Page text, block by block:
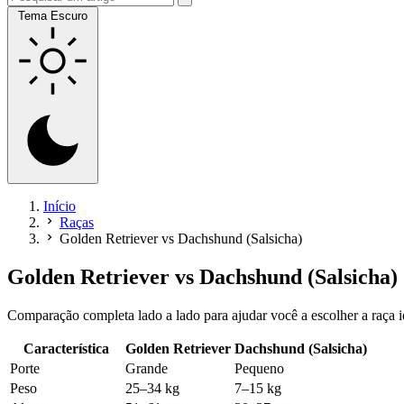
Tema Escuro
Início
Raças
Golden Retriever vs Dachshund (Salsicha)
Golden Retriever vs Dachshund (Salsicha)
Comparação completa lado a lado para ajudar você a escolher a raça
Característica Golden Retriever Dachshund (Salsicha)
Porte
Grande
Pequeno
Peso
25–34 kg
7–15 kg